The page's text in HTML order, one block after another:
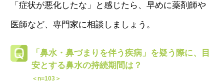
「症状が悪化したな」と感じたら、早めに薬剤師や
医師など、専門家に相談しましょう。
「鼻水・鼻づまりを伴う疾病」を疑う際に、
目
安とする鼻水の持続期間は？
＜n=103＞